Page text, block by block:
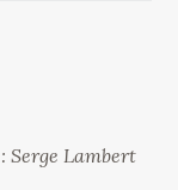
Serge Lambert